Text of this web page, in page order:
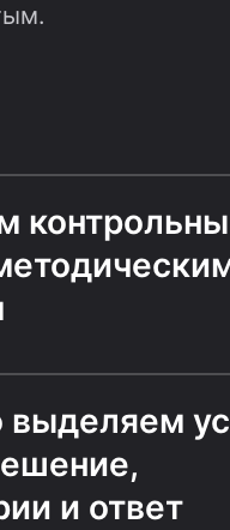
выделяем
и ответ